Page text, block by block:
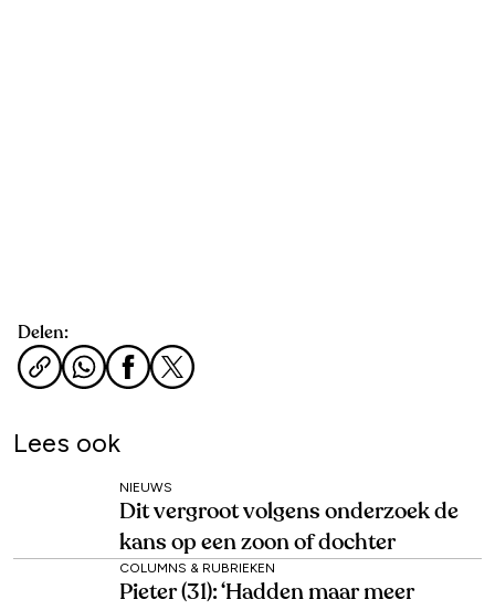
Delen:
Lees ook
NIEUWS
Dit vergroot volgens onderzoek de
kans op een zoon of dochter
COLUMNS & RUBRIEKEN
Pieter (31): ‘Hadden maar meer